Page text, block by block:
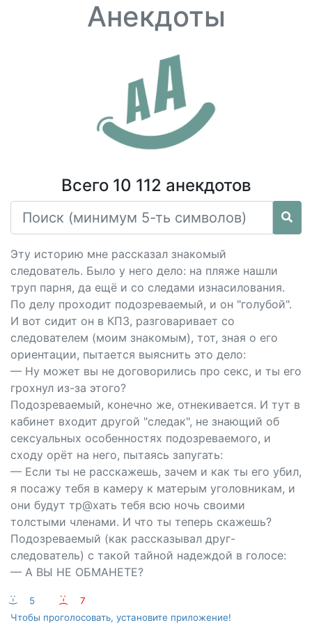
Анекдоты
Всего 10 112 анекдотов
Эту историю мне рассказал знакомый
следователь. Было у него дело: на пляже нашли
труп парня, да ещё и со следами изнасилования.
По делу проходит подозреваемый, и он "голубой".
И вот сидит он в КПЗ, разговаривает со
следователем (моим знакомым), тот, зная о его
ориентации, пытается выяснить это дело:
— Ну может вы не договорились про ceкс, и ты его
грохнул из-за этого?
Подозреваемый, конечно же, отнекивается. И тут в
кабинет входит другой "следак", не знающий об
ceксуальных особенностях подозреваемого, и
сходу орёт на него, пытаясь запугать:
— Если ты не расскажешь, зачем и как ты его убил,
я посажу тебя в камеру к матерым уголовникам, и
они будут тр@хать тебя всю ночь своими
толстыми членами. И что ты теперь скажешь?
Подозреваемый (как рассказывал друг-
следователь) с такой тайной надеждой в голосе:
— А ВЫ НЕ ОБМАНЕТЕ?
:-) 5 :-(
7
Чтобы проголосовать, установите приложение!